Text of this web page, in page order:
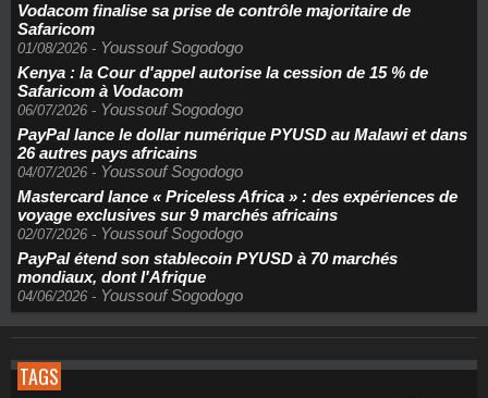
Vodacom finalise sa prise de contrôle majoritaire de
Safaricom
01/08/2026 - Youssouf Sogodogo
Kenya : la Cour d'appel autorise la cession de 15 % de
Safaricom à Vodacom
06/07/2026 - Youssouf Sogodogo
PayPal lance le dollar numérique PYUSD au Malawi et dans
26 autres pays africains
04/07/2026 - Youssouf Sogodogo
Mastercard lance « Priceless Africa » : des expériences de
voyage exclusives sur 9 marchés africains
02/07/2026 - Youssouf Sogodogo
PayPal étend son stablecoin PYUSD à 70 marchés
mondiaux, dont l'Afrique
04/06/2026 - Youssouf Sogodogo
TAGS